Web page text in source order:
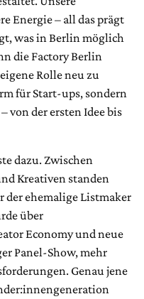
Energie – all das prägt
was in Berlin möglich
die Factory Berlin
Rolle neu zu
für Start-ups, sondern
von der ersten Idee bis
dazu. Zwischen
Kreativen standen
der ehemalige Listmaker
über
Economy und neue
Panel-Show, mehr
Genau jene